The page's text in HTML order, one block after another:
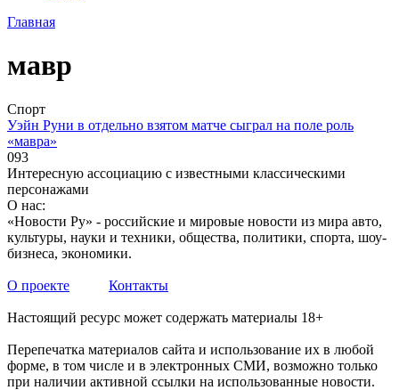
Главная
мавр
Спорт
Уэйн Руни в отдельно взятом матче сыграл на поле роль
«мавра»
093
Интересную ассоциацию с известными классическими
персонажами
О нас:
«Новости Ру» - российские и мировые новости из мира авто,
культуры, науки и техники, общества, политики, спорта, шоу-
бизнеса, экономики.
О проекте Контакты
Настоящий ресурс может содержать материалы 18+
Перепечатка материалов сайта и использование их в любой
форме, в том числе и в электронных СМИ, возможно только
при наличии активной ссылки на использованные новости.